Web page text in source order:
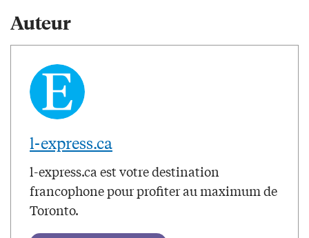
Auteur
l-express.ca
l-express.ca est votre destination
francophone pour profiter au maximum de
Toronto.